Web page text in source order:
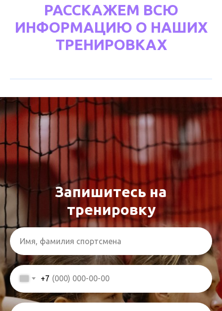
РАССКАЖЕМ ВСЮ
ИНФОРМАЦИЮ О НАШИХ
ТРЕНИРОВКАХ
Запишитесь на
тренировку
Имя, фамилия спортсмена
+7